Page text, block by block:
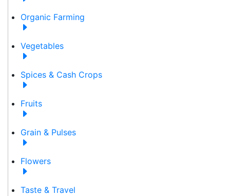
Organic Farming
Vegetables
Spices & Cash Crops
Fruits
Grain & Pulses
Flowers
Taste & Travel